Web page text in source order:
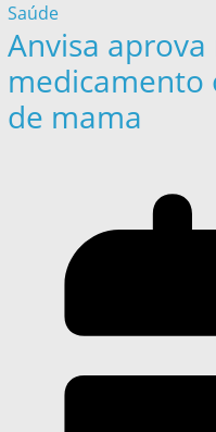
Saúde
Anvisa aprova
medicamento
de mama